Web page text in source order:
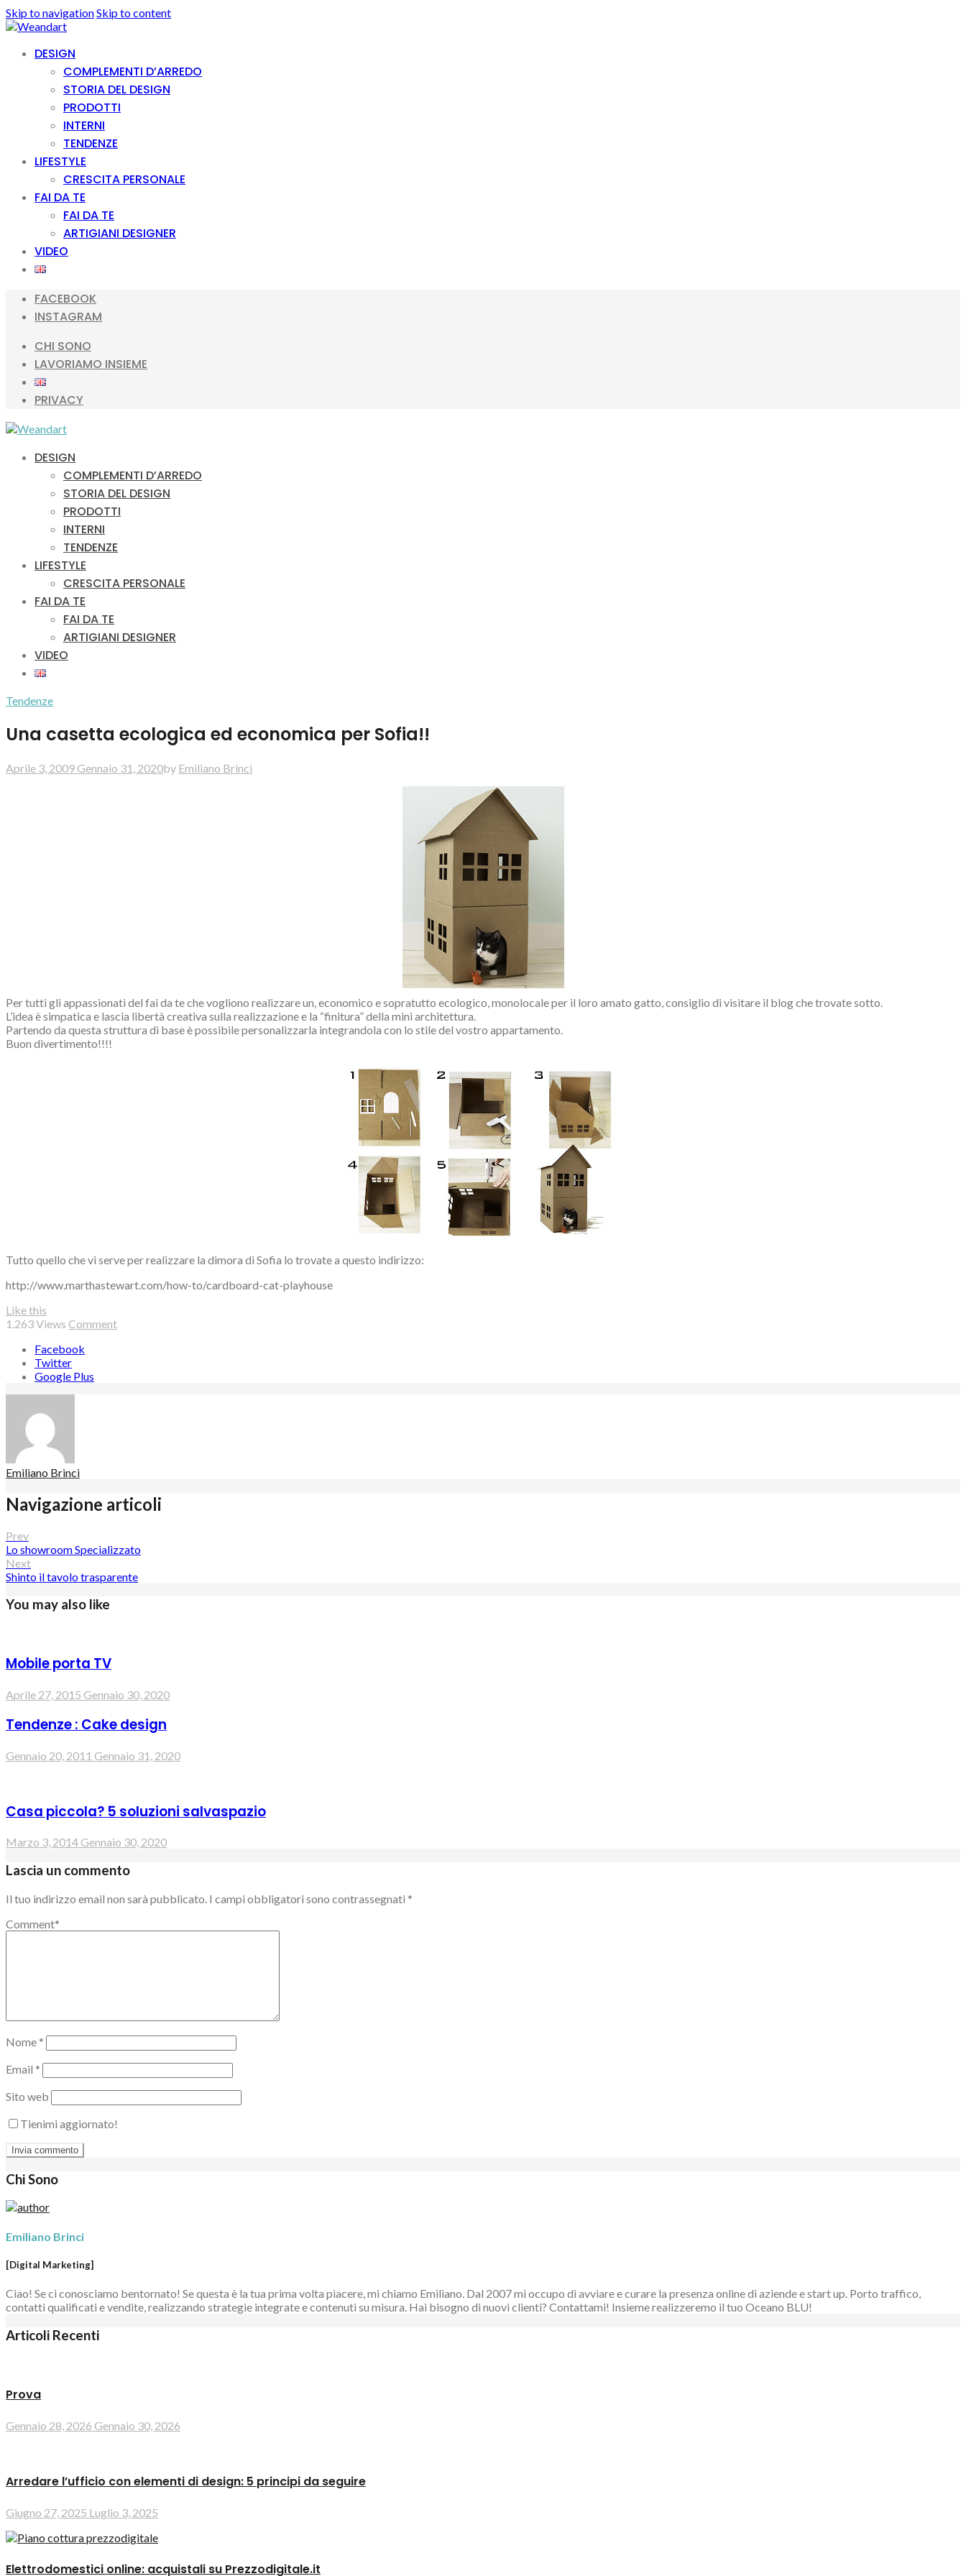
Skip to navigationSkip to content
DESIGN
COMPLEMENTI D’ARREDO
STORIA DEL DESIGN
PRODOTTI
INTERNI
TENDENZE
LIFESTYLE
CRESCITA PERSONALE
FAI DA TE
FAI DA TE
ARTIGIANI DESIGNER
VIDEO
FACEBOOK
INSTAGRAM
CHI SONO
LAVORIAMO INSIEME
PRIVACY
DESIGN
COMPLEMENTI D’ARREDO
STORIA DEL DESIGN
PRODOTTI
INTERNI
TENDENZE
LIFESTYLE
CRESCITA PERSONALE
FAI DA TE
FAI DA TE
ARTIGIANI DESIGNER
VIDEO
Tendenze
Una casetta ecologica ed economica per Sofia!!
Aprile 3, 2009Gennaio 31, 2020by Emiliano Brinci
Per tutti gli appassionati del fai da te che vogliono realizzare un, economico e sopratutto ecologico, monolocale per il loro amato gatto, consiglio di visitare il blog che trovate sotto.
L’idea è simpatica e lascia libertà creativa sulla realizzazione e la “finitura” della mini architettura.
Partendo da questa struttura di base è possibile personalizzarla integrandola con lo stile del vostro appartamento.
Buon divertimento!!!!
Tutto quello che vi serve per realizzare la dimora di Sofia lo trovate a questo indirizzo:
http://www.marthastewart.com/how-to/cardboard-cat-playhouse
Like this
1.263Views Comment
Facebook
Twitter
Google Plus
Emiliano Brinci
Navigazione articoli
Prev
Lo showroom Specializzato
Next
Shinto il tavolo trasparente
You may also like
Mobile porta TV
Aprile 27, 2015 Gennaio 30, 2020
Tendenze : Cake design
Gennaio 20, 2011 Gennaio 31, 2020
Casa piccola? 5 soluzioni salvaspazio
Marzo 3, 2014Gennaio 30, 2020
Lascia un commento
Il tuo indirizzo email non sarà pubblicato. I campi obbligatori sono contrassegnati *
Comment*
Nome *
Email *
Sito web
Tienimi aggiornato!
Chi Sono
Emiliano Brinci
[Digital Marketing]
Ciao! Se ci conosciamo bentornato! Se questa è la tua prima volta piacere, mi chiamo Emiliano. Dal 2007 mi occupo di avviare e curare la presenza online di aziende e start up. Porto traffico,
contatti qualificati e vendite, realizzando strategie integrate e contenuti su misura. Hai bisogno di nuovi clienti? Contattami! Insieme realizzeremo il tuo Oceano BLU!
Articoli Recenti
Prova
Gennaio 28, 2026 Gennaio 30, 2026
Arredare l’ufficio con elementi di design: 5 principi da seguire
Giugno 27, 2025 Luglio 3, 2025
Elettrodomestici online: acquistali su Prezzodigitale.it